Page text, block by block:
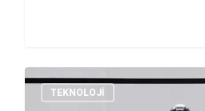
TEKNOLOJI